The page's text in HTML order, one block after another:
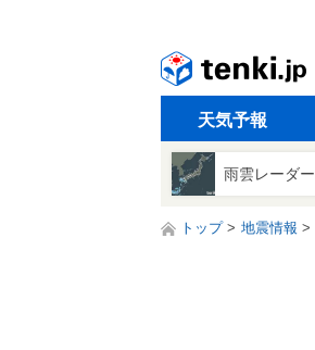
天気予報
雨雲レーダー
トップ 地震情報